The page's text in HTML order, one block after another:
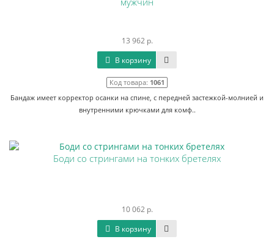
13 962 р.
В корзину
Код товара: 1061
Бандаж имеет корректор осанки на спине, с передней застежкой-молнией и
внутренними крючками для комф..
Боди со стрингами на тонких бретелях
10 062 р.
В корзину